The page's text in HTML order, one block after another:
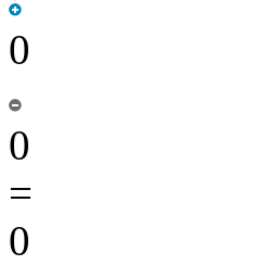
0
0
=
0